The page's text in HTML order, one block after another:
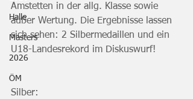
Halle
Masters
2026
ÖM
Amstetten in der allg. Klasse sowie
außer Wertung. Die Ergebnisse lassen
sich sehen: 2 Silbermedaillen und ein
U18-Landesrekord im Diskuswurf!
Silber: